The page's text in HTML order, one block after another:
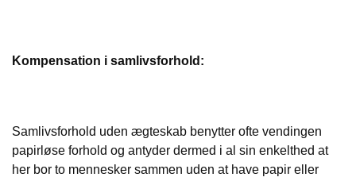
Kompensation i samlivsforhold:
Samlivsforhold uden ægteskab benytter ofte vendingen
papirløse forhold og antyder dermed i al sin enkelthed at
her bor to mennesker sammen uden at have papir eller